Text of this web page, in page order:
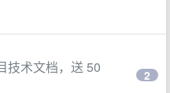
技术文档，送 50
2